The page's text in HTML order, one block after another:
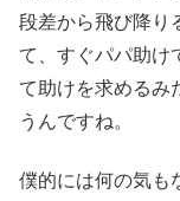
段差から飛び降り
て、すぐパパ助け
て助けを求めるみ
うんですね。
僕的には何の気も